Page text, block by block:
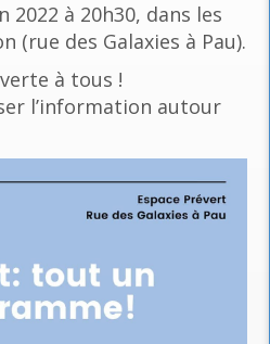
2022 à 20h30, dans les
(rue des Galaxies à Pau).
à tous !
l’information autour